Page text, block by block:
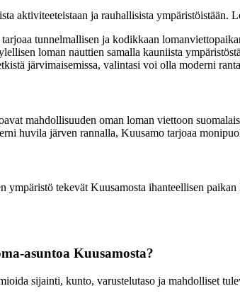
aktiviteeteistaan ja rauhallisista
tunnelmallisen ja kodikkaan
loman nauttien samalla kauniista
järvimaisemissa, valintasi voi olla moderni
mahdollisuuden oman loman viettoon
huvila järven rannalla, Kuusamo tarjoaa
tekevät Kuusamosta ihanteellisen
asuntoa Kuusamosta?
sijainti, kunto, varustelutaso ja mahdolliset